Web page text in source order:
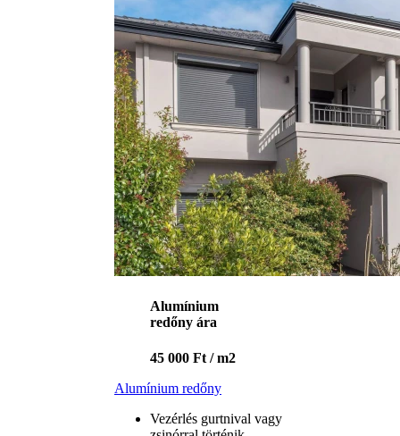
Alumínium
redőny ára
45 000 Ft / m2
Alumínium redőny
Vezérlés gurtnival vagy